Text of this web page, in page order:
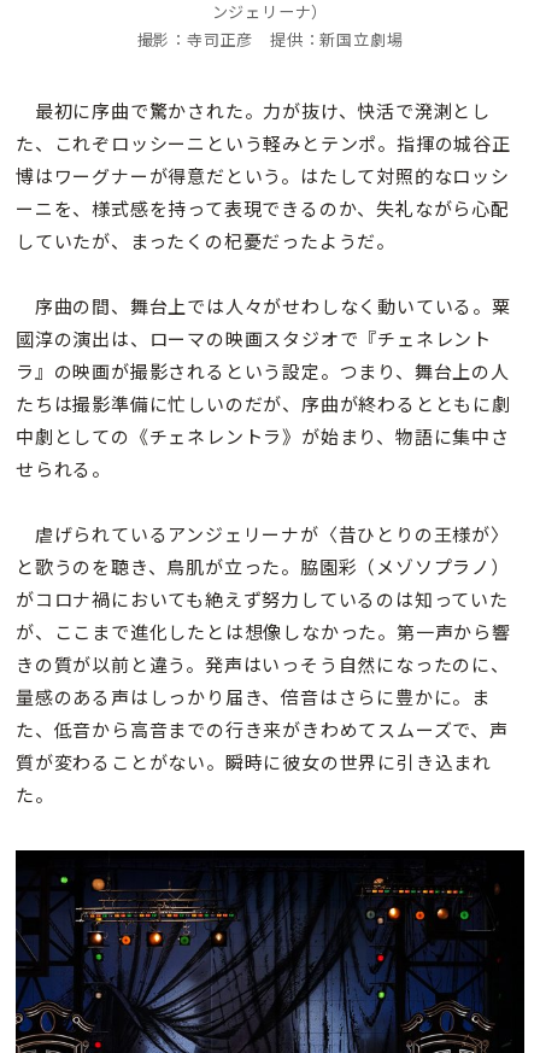
ンジェリーナ）
撮影：寺司正彦 提供：新国立劇場
最初に序曲で驚かされた。力が抜け、快活で溌溂とし
た、これぞロッシーニという軽みとテンポ。指揮の城谷正
博はワーグナーが得意だという。はたして対照的なロッシ
ーニを、様式感を持って表現できるのか、失礼ながら心配
していたが、まったくの杞憂だったようだ。
序曲の間、舞台上では人々がせわしなく動いている。粟
國淳の演出は、ローマの映画スタジオで『チェネレント
ラ』の映画が撮影されるという設定。つまり、舞台上の人
たちは撮影準備に忙しいのだが、序曲が終わるとともに劇
中劇としての《チェネレントラ》が始まり、物語に集中さ
せられる。
虐げられているアンジェリーナが〈昔ひとりの王様が〉
と歌うのを聴き、鳥肌が立った。脇園彩（メゾソプラノ）
がコロナ禍においても絶えず努力しているのは知っていた
が、ここまで進化したとは想像しなかった。第一声から響
きの質が以前と違う。発声はいっそう自然になったのに、
量感のある声はしっかり届き、倍音はさらに豊かに。ま
た、低音から高音までの行き来がきわめてスムーズで、声
質が変わることがない。瞬時に彼女の世界に引き込まれ
た。